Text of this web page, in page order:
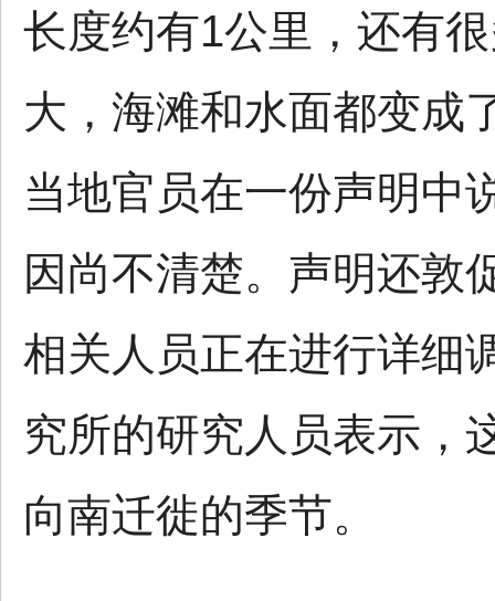
长度约有1公里，还有
大，海滩和水面都变成
当地官员在一份声明中
因尚不清楚。声明还敦
相关人员正在进行详细
究所的研究人员表示，
向南迁徙的季节。